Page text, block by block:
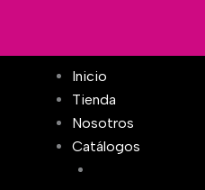
Inicio
Tienda
Nosotros
Catálogos